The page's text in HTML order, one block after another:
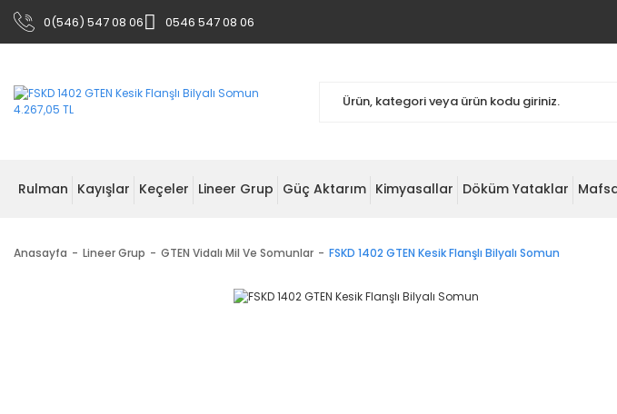
0(546) 547 08 06 0546 547 08 06
Rulman Kayışlar Keçeler Lineer Grup Güç Aktarım Kimyasallar Döküm Yataklar
Anasayfa Lineer Grup GTEN Vidalı Mil Ve Somunlar FSKD 1402 GTEN Kesik Flanşlı Bilyalı Somun